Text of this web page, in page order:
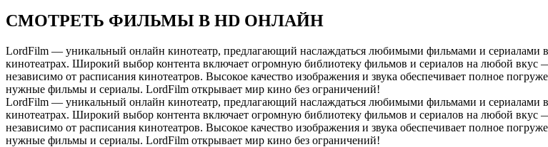
СМОТРЕТЬ ФИЛЬМЫ В HD ОНЛАЙН
LordFilm — уникальный онлайн кинотеатр, предлагающий наслаждаться любимыми фильмами и сериалами в
кинотеатрах. Широкий выбор контента включает огромную библиотеку фильмов и сериалов на любой вкус
независимо от расписания кинотеатров. Высокое качество изображения и звука обеспечивает полное
нужные фильмы и сериалы. LordFilm открывает мир кино без ограничений!
LordFilm — уникальный онлайн кинотеатр, предлагающий наслаждаться любимыми фильмами и сериалами в
кинотеатрах. Широкий выбор контента включает огромную библиотеку фильмов и сериалов на любой вкус
независимо от расписания кинотеатров. Высокое качество изображения и звука обеспечивает полное
нужные фильмы и сериалы. LordFilm открывает мир кино без ограничений!